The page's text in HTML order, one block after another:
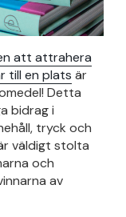
att attrahera
till en plats är
Detta
bidrag i
tryck och
väldigt stolta
och
av